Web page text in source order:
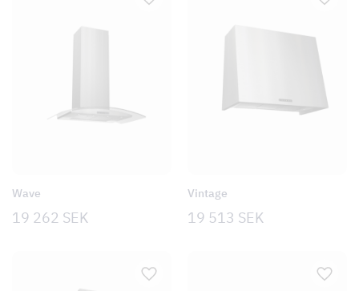
Wave
19 262 SEK
Vintage
19 513 SEK